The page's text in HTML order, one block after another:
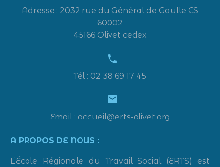
Adresse : 2032 rue du Général de Gaulle CS
60002
45166 Olivet cedex


Tél : 02 38 69 17 45


Email : accueil@erts-olivet.org
A PROPOS DE NOUS :
L’École Régionale du Travail Social (ERTS) est